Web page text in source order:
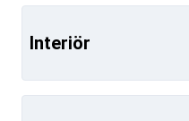
Interiör